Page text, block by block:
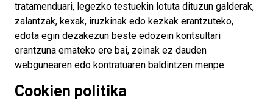
tratamenduari, legezko testuekin lotuta dituzun galderak,
zalantzak, kexak, iruzkinak edo kezkak erantzuteko,
edota egin dezakezun beste edozein kontsultari
erantzuna emateko ere bai, zeinak ez dauden
webgunearen edo kontratuaren baldintzen menpe.
Cookien politika